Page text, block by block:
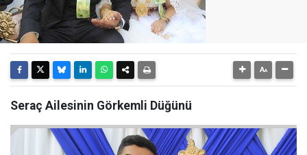
Seraç Ailesinin Görkemli Düğünü